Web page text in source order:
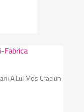
A Lui Mos Craciun